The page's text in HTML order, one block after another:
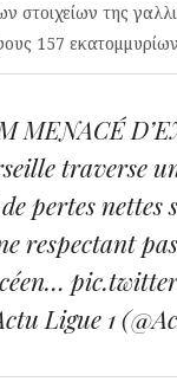
στοιχείων της
157
MENACÉ
traverse
pertes nettes
respectant
Ligue 1